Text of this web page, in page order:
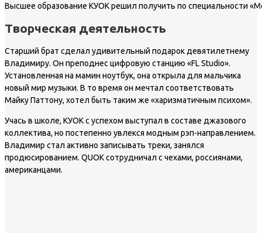
Высшее образование КУОК решил получить по специальности
Творческая деятельность
Старший брат сделал удивительный подарок девятилетнему
Владимиру. Он преподнес цифровую станцию «FL Studio».
Установленная на мамин ноутбук, она открыла для мальчика
новый мир музыки. В то время он мечтал соответствовать
Майку Паттону, хотел быть таким же «харизматичным психом».
Учась в школе, КУОК с успехом выступал в составе джазового
коллектива, но постепенно увлекся модным рэп-направлением.
Владимир стал активно записывать треки, занялся
продюсированием. QUOK сотрудничал с чехами, россиянами,
американцами.